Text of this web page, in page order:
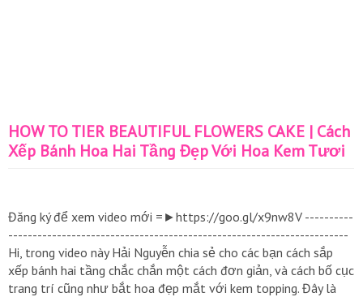
HOW TO TIER BEAUTIFUL FLOWERS CAKE | Cách
Xếp Bánh Hoa Hai Tầng Đẹp Với Hoa Kem Tươi
Đăng ký để xem video mới =►https://goo.gl/x9nw8V ----------
----------------------------------------------------------------------
Hi, trong video này Hải Nguyễn chia sẻ cho các bạn cách sắp
xếp bánh hai tầng chắc chắn một cách đơn giản, và cách bố cục
trang trí cũng như bắt hoa đẹp mắt với kem topping. Đây là